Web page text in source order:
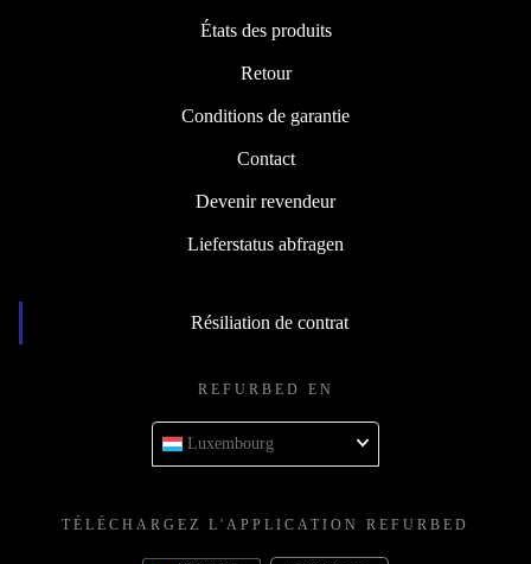
États des produits
Retour
Conditions de garantie
Contact
Devenir revendeur
Lieferstatus abfragen
Résiliation de contrat
REFURBED EN
Luxembourg
TÉLÉCHARGEZ L'APPLICATION REFURBED